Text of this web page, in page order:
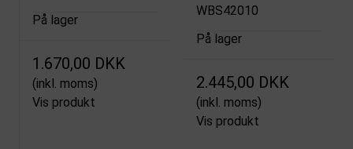
På lager
1.670,00 DKK
(inkl. moms)
Vis produkt
WBS42010
På lager
2.445,00 DKK
(inkl. moms)
Vis produkt